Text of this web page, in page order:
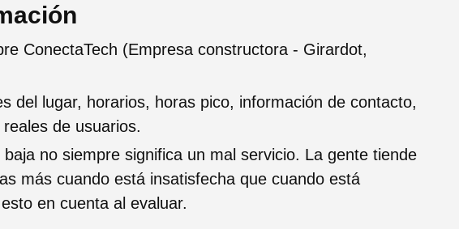
ConectaTech (Empresa constructora - Girardot,
del lugar, horarios, horas pico, información de contacto,
de usuarios.
baja no siempre significa un mal servicio. La gente tiende
más cuando está insatisfecha que cuando está
en cuenta al evaluar.